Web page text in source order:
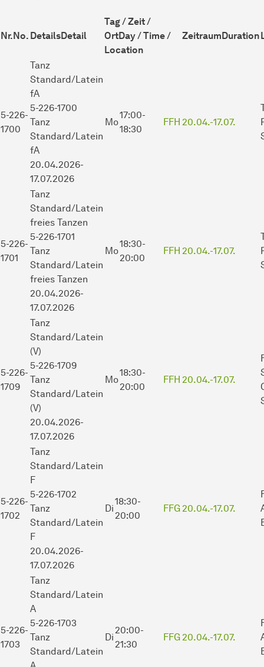
Nr.No. DetailsDetail
Tag / Zeit /
OrtDay / Time /
Location
ZeitraumDuration
5-226-
1700
Tanz
Standard/Latein
fA
5-226-1700
Tanz
Standard/Latein
fA
20.04.2026-
17.07.2026
Mo
17:00-
18:30
FFH 20.04.-17.07.
5-226-
1701
Tanz
Standard/Latein
freies Tanzen
5-226-1701
Tanz
Standard/Latein
freies Tanzen
20.04.2026-
17.07.2026
Mo
18:30-
20:00
FFH 20.04.-17.07.
5-226-
1709
Tanz
Standard/Latein
(V)
5-226-1709
Tanz
Standard/Latein
(V)
20.04.2026-
17.07.2026
Mo
18:30-
20:00
FFH 20.04.-17.07.
5-226-
1702
Tanz
Standard/Latein
F
5-226-1702
Tanz
Standard/Latein
F
20.04.2026-
17.07.2026
Di
18:30-
20:00
FFG20.04.-17.07.
5-226-
1703
Tanz
Standard/Latein
A
5-226-1703
Tanz
Standard/Latein
Di
20:00-
21:30
FFG20.04.-17.07.